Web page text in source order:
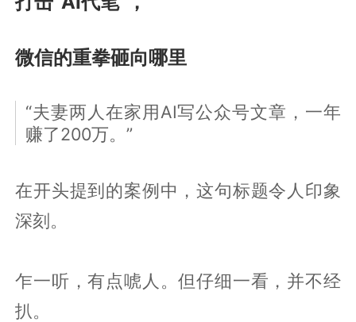
微信的重拳砸向哪里
“夫妻两人在家用AI写公众号文章，一年
赚了200万。”
在开头提到的案例中，这句标题令人印象
深刻。
乍一听，有点唬人。但仔细一看，并不经
扒。